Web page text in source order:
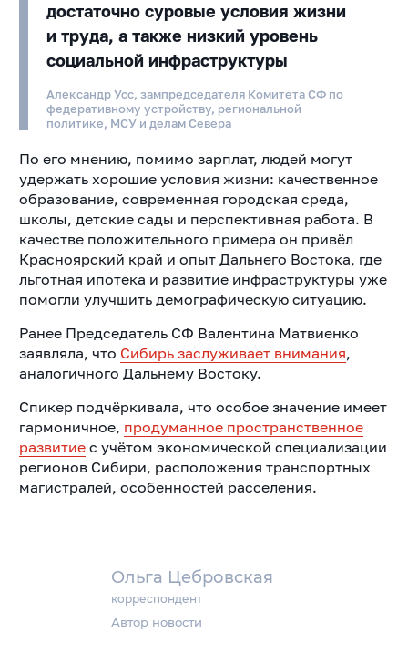
Ольга Цебровская
корреспондент
Автор новости
достаточно суровые условия жизни
и труда, а также низкий уровень
социальной инфраструктуры
Александр Усс, зампредседателя Комитета СФ по
федеративному устройству, региональной
политике, МСУ и делам Севера
По его мнению, помимо зарплат, людей могут
удержать хорошие условия жизни: качественное
образование, современная городская среда,
школы, детские сады и перспективная работа. В
качестве положительного примера он привёл
Красноярский край и опыт Дальнего Востока, где
льготная ипотека и развитие инфраструктуры уже
помогли улучшить демографическую ситуацию.
Ранее Председатель СФ Валентина Матвиенко
заявляла, что Сибирь заслуживает внимания,
аналогичного Дальнему Востоку.
Спикер подчёркивала, что особое значение имеет
гармоничное, продуманное пространственное
развитиес учётом экономической специализации
регионов Сибири, расположения транспортных
магистралей, особенностей расселения.